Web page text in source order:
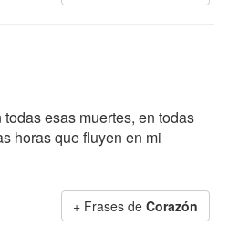
esas muertes, en todas
horas que fluyen en mi
+ Frases de Corazón